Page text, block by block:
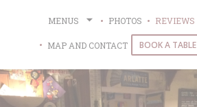
MENUS PHOTOS REVIEWS
MAP AND CONTACT BOOK A TABLE